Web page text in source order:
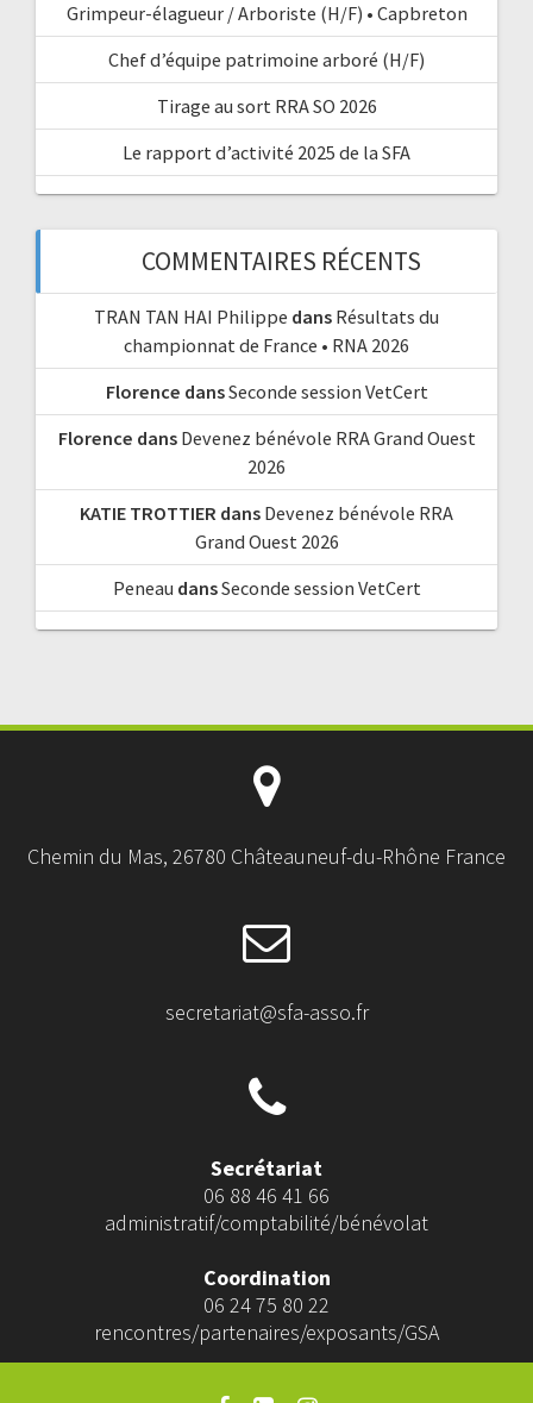
Grimpeur-élagueur / Arboriste (H/F) • Capbreton
Chef d’équipe patrimoine arboré (H/F)
Tirage au sort RRA SO 2026
Le rapport d’activité 2025 de la SFA
COMMENTAIRES RÉCENTS
TRAN TAN HAI Philippe dans Résultats du
championnat de France • RNA 2026
Florence dansSeconde session VetCert
Florence dans Devenez bénévole RRA Grand Ouest
2026
KATIE TROTTIER dans Devenez bénévole RRA
Grand Ouest 2026
Peneau dansSeconde session VetCert
Chemin du Mas, 26780 Châteauneuf-du-Rhône France
secretariat@sfa-asso.fr
Secrétariat
06 88 46 41 66
administratif/comptabilité/bénévolat
Coordination
06 24 75 80 22
rencontres/partenaires/exposants/GSA